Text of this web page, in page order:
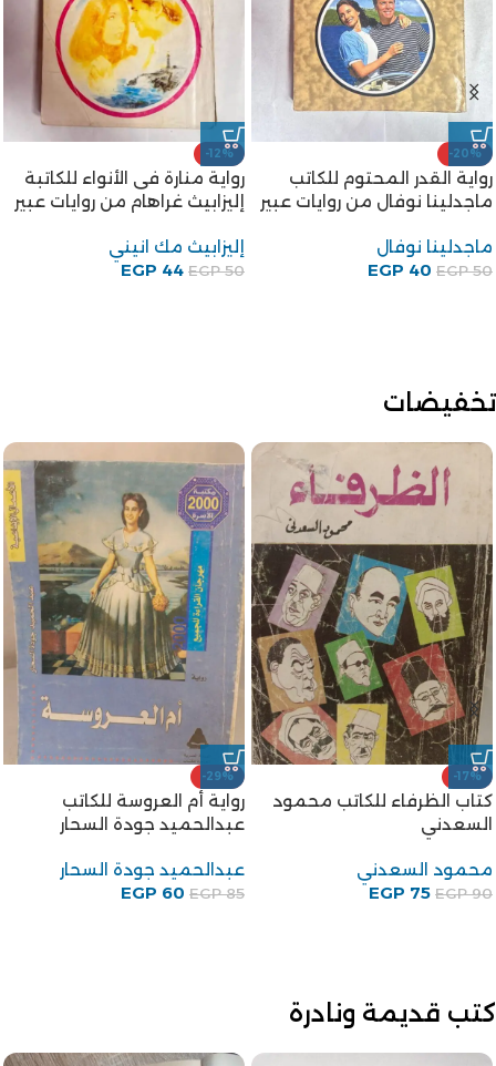
-22%
رواية متى يذوب الجليد من
روايات عبير
EGP50
EGP39
-17%
كتاب تركيا – إيران والأمن
محمد توفيق غنيم
تخفيضات
-17%
كتاب الظرفاء للكاتب محمود
السعدني
محمود السعدني
EGP90
EGP 75
-29%
رواية أم العروسة للكاتب
عبدالحميد جودة السحار
عبدالحميد جودة السحار
EGP85
EGP 60
كتب قديمة ونادرة